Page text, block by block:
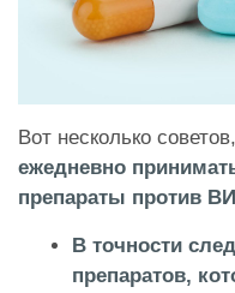
Вот несколько
ежедневно
препараты против
В точности
препаратов,